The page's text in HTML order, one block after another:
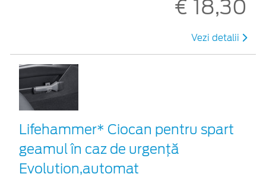
€ 18,30
Vezi detalii
Lifehammer* Ciocan pentru spart
geamul în caz de urgenţă
Evolution,automat